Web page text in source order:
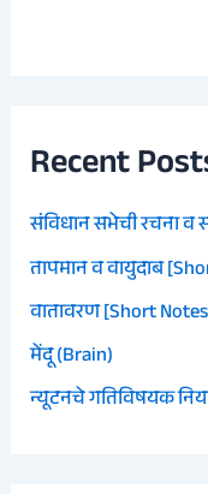
Recent
संविधान सभेची रचना व
तापमान व वायुदाब
वातावरण [Short
मेंदू (Brain)
न्यूटनचे गतिविषयक